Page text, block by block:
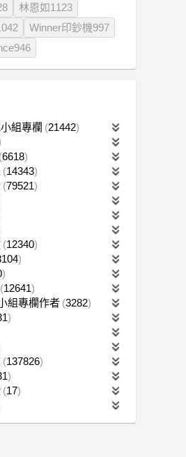
林恩如1123
Winner印鈔機997
組專欄
21442
6618
14343
79521
12340
12641
組專欄作者 3282
137826
17